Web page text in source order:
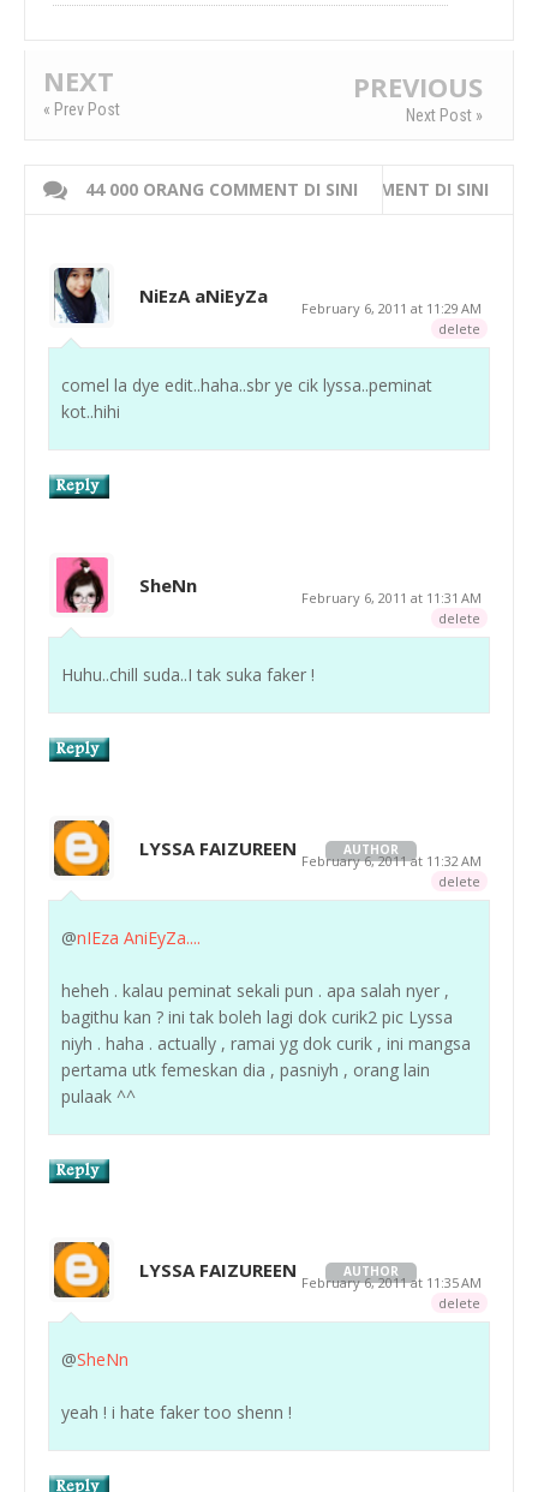
NEXT
« Prev Post
PREVIOUS
Next Post »
44 000 ORANG COMMENT DI SINI
WRITE 000 ORANG COMMENT DI SINI
NiEzA aNiEyZa
February 6, 2011 at 11:29 AM
delete
comel la dye edit..haha..sbr ye cik lyssa..peminat
kot..hihi
SheNn
February 6, 2011 at 11:31 AM
delete
Huhu..chill suda..I tak suka faker !
LYSSA FAIZUREEN AUTHOR
February 6, 2011 at 11:32 AM
delete
@nIEza AniEyZa....
heheh . kalau peminat sekali pun . apa salah nyer ,
bagithu kan ? ini tak boleh lagi dok curik2 pic Lyssa
niyh . haha . actually , ramai yg dok curik , ini mangsa
pertama utk femeskan dia , pasniyh , orang lain
pulaak ^^
LYSSA FAIZUREEN AUTHOR
February 6, 2011 at 11:35 AM
delete
@SheNn
yeah ! i hate faker too shenn !